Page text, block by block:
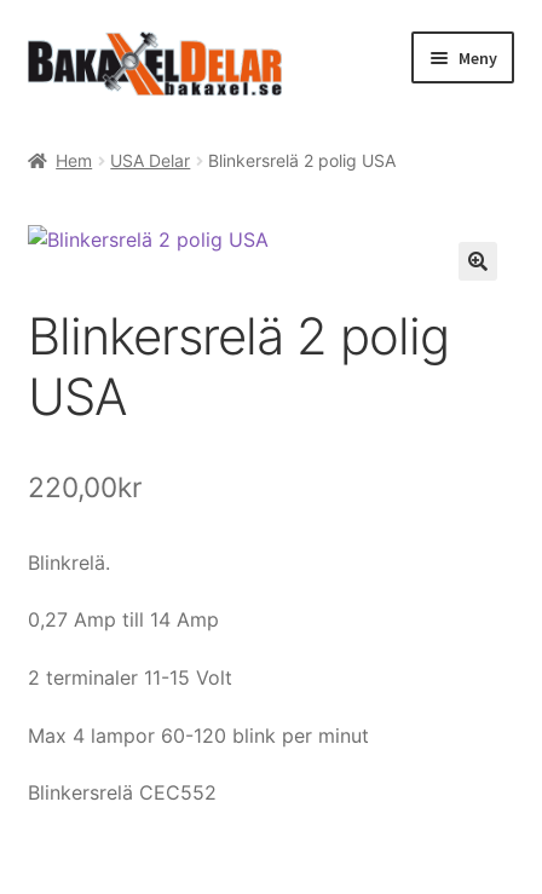
Hoppa
till
Hoppa
till
Meny
Tenaci information
Guider & tips
Korg
Köpvillkor och kontakt
Hem USA Delar Blinkersrelä 2 polig USA
Blinkersrelä 2 polig
USA
220,00kr
Blinkrelä.
0,27 Amp till 14 Amp
2 terminaler 11-15 Volt
Max 4 lampor 60-120 blink per minut
Blinkersrelä CEC552